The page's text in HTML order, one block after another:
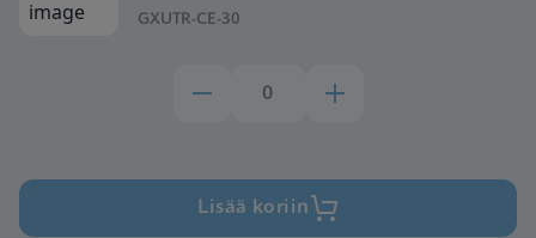
GXUTR-CE-30
Lisää koriin